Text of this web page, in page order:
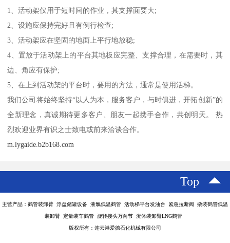
1、活动架仅用于短时间的作业，其支撑面要大;
2、设施应保持完好且有例行检查;
3、活动架应在坚固的地面上平行地放稳;
4、置放于活动架上的平台其地板应完整、支撑合理，在需要时，其
边、角应有保护;
5、在上到活动架的平台时，要用的方法，通常是使用活梯。
我们公司将始终坚持“以人为本，服务客户，与时俱进，开拓创新”的
全新理念，真诚期待更多客户、朋友一起携手合作，共创明天。 热
烈欢迎业界有识之士致电或前来洽谈合作。
m.lygaide.b2b168.com
Top
主营产品：鹤管装卸臂 浮盘储罐设备 液氯低温鹤管 活动梯平台发油台 紧急拉断阀 撬装鹤管低温
装卸臂 定量装车鹤管 旋转接头万向节 流体装卸臂LNG鹤管
版权所有：连云港爱德石化机械有限公司